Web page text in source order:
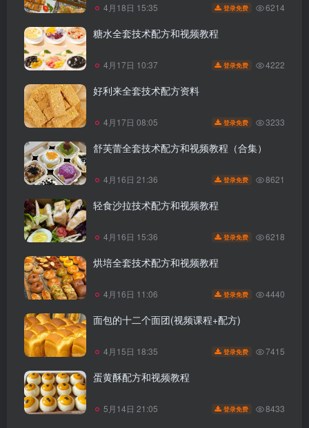
4月18日 15:35 登录免费 6214
糖水全套技术配方和视频教程
4月17日 10:37 登录免费 4222
好利来全套技术配方资料
4月17日 08:05 登录免费 3233
舒芙蕾全套技术配方和视频教程（合集）
4月16日 21:36 登录免费 8621
轻食沙拉技术配方和视频教程
4月16日 15:36 登录免费 6218
烘培全套技术配方和视频教程
4月16日 11:06 登录免费 4440
面包的十二个面团(视频课程+配方)
4月15日 18:35 登录免费 7415
蛋黄酥配方和视频教程
5月14日 21:05 登录免费 8433